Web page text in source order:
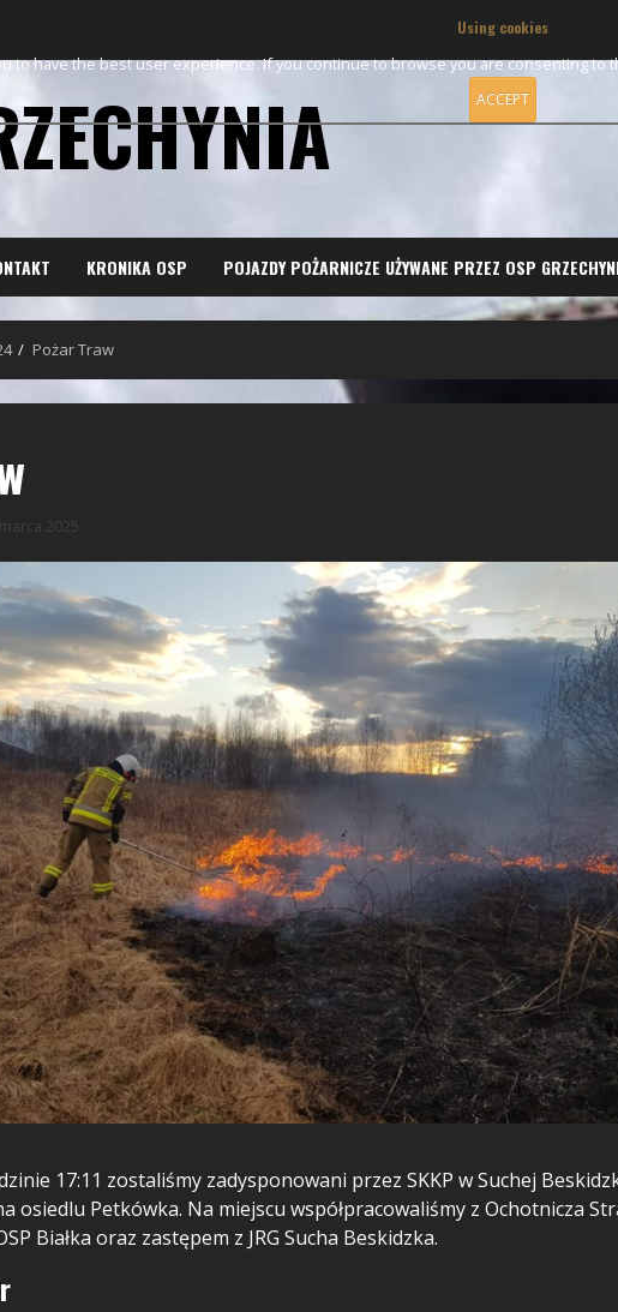
KRONIKA OSP POJAZDY POŻARNICZE UŻYWANE PRZEZ OSP
Pożar Traw
2025
17:11 zostaliśmy zadysponowani przez SKKP w Suchej
osiedlu Petkówka. Na miejscu współpracowaliśmy z Ochotnicza
Białka oraz zastępem z JRG Sucha Beskidzka.
Using cookies
to have the best user experience. If you continue to browse you are consenting
ACCEPT